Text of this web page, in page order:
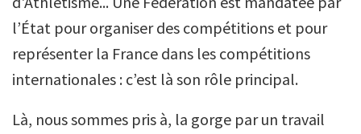
l’État pour organiser des compétitions et pour
représenter la France dans les compétitions
internationales : c’est là son rôle principal.
Là, nous sommes pris à, la gorge par un travail